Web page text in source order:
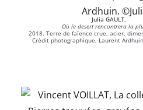
Julia GAULT,
Où le desert rencontrera la
2018. Terre de faïence crue, acier,
Crédit photographique, Laurent